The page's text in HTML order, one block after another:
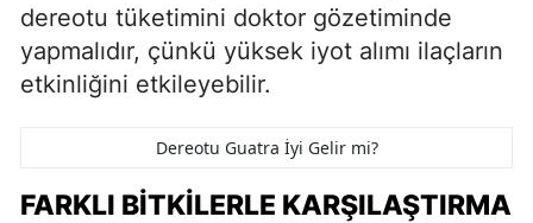
dereotu tüketimini doktor gözetiminde
yapmalıdır, çünkü yüksek iyot alımı ilaçların
etkinliğini etkileyebilir.
Dereotu Guatra İyi Gelir mi?
FARKLI BITKILERLE KARŞILAŞTIRMA